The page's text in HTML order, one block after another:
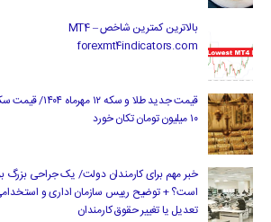
بالاترین کمترین شاخص MT4 –
forexmt4indicators.com
قیمت جدید طلا و سکه ۱۲
۱۰ میلیون تومان تکان خورد
خبر مهم برای کارمندان دولت/ یک جراحی بزرگ
است؟ + توضیح رییس سازمان اداری و
تعدیل یا تغییر حقوق کارمندان